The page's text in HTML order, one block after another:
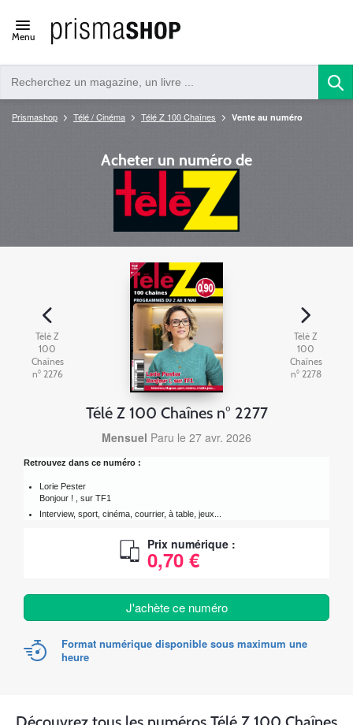
Open/close
navigation
Menu
Prismashop Télé / Cinéma Télé Z 100 Chaînes Vente au numéro
Acheter un numéro de
Télé Z
100
Chaînes
n° 2276
Télé Z 100 Chaînes n° 2277
Mensuel Paru le 27 avr. 2026
Retrouvez dans ce numéro :
Lorie Pester
Bonjour ! , sur TF1
Interview, sport, cinéma, courrier, à table, jeux...
Prix numérique :
0,70 €
J'achète ce numéro
Format numérique disponible sous maximum une
heure
Télé Z
100
Chaînes
n° 2278